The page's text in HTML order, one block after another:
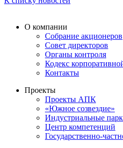
О компании
Собрание акционеров
Совет директоров
Органы контроля
Кодекс
Контакты
Проекты
Проекты АПК
«Южное созвездие»
Индустриальные
Центр компетенций
Государственно-